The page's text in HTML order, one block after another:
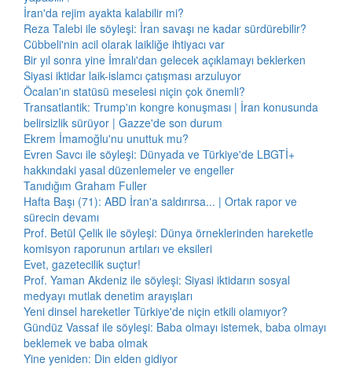
İran'da rejim ayakta kalabilir mi?
Reza Talebi ile söyleşi: İran savaşı ne kadar sürdürebilir?
Cübbeli'nin acil olarak laikliğe ihtiyacı var
Bir yıl sonra yine İmralı'dan gelecek açıklamayı beklerken
Siyasi iktidar laik-islamcı çatışması arzuluyor
Öcalan'ın statüsü meselesi niçin çok önemli?
Transatlantik: Trump'ın kongre konuşması | İran konusunda
belirsizlik sürüyor | Gazze'de son durum
Ekrem İmamoğlu'nu unuttuk mu?
Evren Savcı ile söyleşi: Dünyada ve Türkiye'de LBGTİ+
hakkındaki yasal düzenlemeler ve engeller
Tanıdığım Graham Fuller
Hafta Başı (71): ABD İran'a saldırırsa... | Ortak rapor ve
sürecin devamı
Prof. Betül Çelik ile söyleşi: Dünya örneklerinden hareketle
komisyon raporunun artıları ve eksileri
Evet, gazetecilik suçtur!
Prof. Yaman Akdeniz ile söyleşi: Siyasi iktidarın sosyal
medyayı mutlak denetim arayışları
Yeni dinsel hareketler Türkiye'de niçin etkili olamıyor?
Gündüz Vassaf ile söyleşi: Baba olmayı istemek, baba olmayı
beklemek ve baba olmak
Yine yeniden: Din elden gidiyor